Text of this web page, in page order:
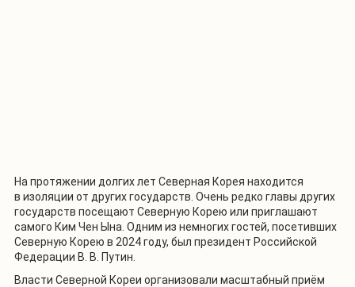
На протяжении долгих лет Северная Корея находится
в изоляции от других государств. Очень редко главы других
государств посещают Северную Корею или приглашают
самого Ким Чен Ына. Одним из немногих гостей, посетивших
Северную Корею в 2024 году, был президент Российской
Федерации В. В. Путин.
Власти Северной Кореи организовали масштабный приём